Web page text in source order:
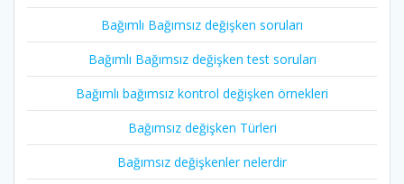
Bağımlı Bağımsız değişken soruları
Bağımlı Bağımsız değişken test soruları
Bağımlı bağımsız kontrol değişken örnekleri
Bağımsız değişken Türleri
Bağımsız değişkenler nelerdir